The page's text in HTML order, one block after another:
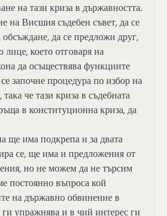
на тази криза в държавността.
на Висшия съдебен съвет, да се
обсъждане, да се предложи друг,
лице, което отговаря на
да осъществява функциите
започне процедура по избор на
че тази криза в съдебната
в конституционна криза, да
ще има подкрепа и за двата
се, ще има и предложения от
но не можем да не търсим
постоянно въпроса кой
на държавно обвинение в
упражнява и в чий интерес ги